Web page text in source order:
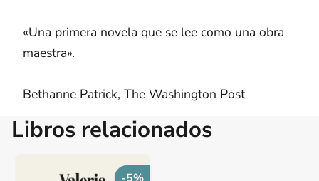
«Una primera novela que se lee como una obra
maestra».
Bethanne Patrick, The Washington Post
Libros relacionados